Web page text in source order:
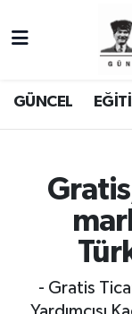
GÜNCEL
- Gratis
GÜNCEL
MEDYA
SAĞLIK
Zonguldak
Zonguldak
TFF 3.Lig
Tüm